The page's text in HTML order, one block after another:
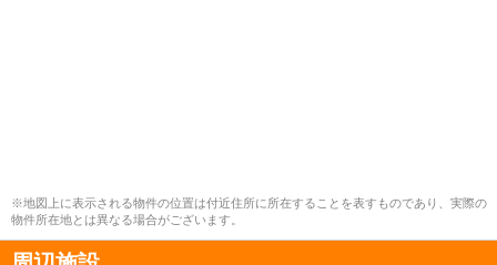
※地図上に表示される物件の位置は付近住所に所在することを表すものであり、実際の
物件所在地とは異なる場合がございます。